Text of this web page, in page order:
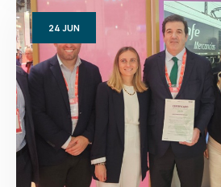
24 JUN